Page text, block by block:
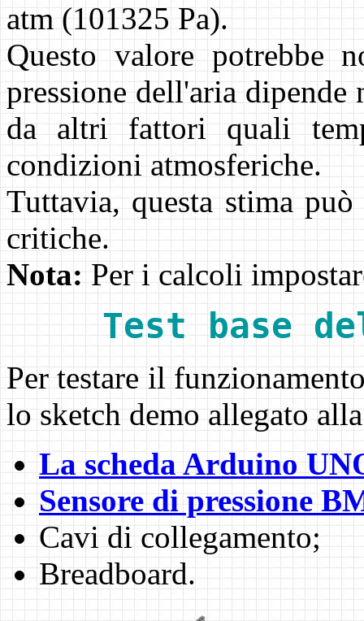
atm (101325 Pa).
Questo valore potrebbe
pressione dell'aria
da altri fattori quali
condizioni atmosferiche.
Tuttavia, questa stima
critiche.
Nota: Per i calcoli
Test base
Per testare il
lo sketch demo allegato
La scheda Arduino
Sensore di pressione
Cavi di collegamento;
Breadboard.